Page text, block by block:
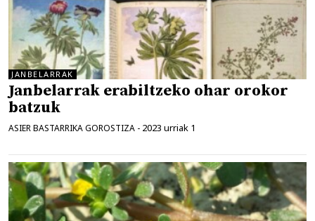
JANBELARRAK
Janbelarrak erabiltzeko ohar orokor
batzuk
ASIER BASTARRIKA GOROSTIZA - 2023 urriak 1